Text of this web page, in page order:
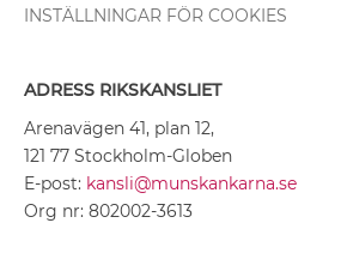
INSTÄLLNINGAR FÖR COOKIES
ADRESS RIKSKANSLIET
Arenavägen 41, plan 12,
121 77 Stockholm-Globen
E-post: kansli@munskankarna.se
Org nr: 802002-3613